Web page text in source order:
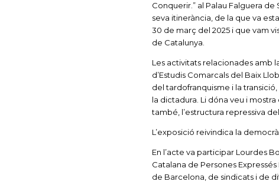
Conquerir.” al Palau Falguera
seva itinerància, de la que va
30 de març del 2025 i que vam
de Catalunya.
Les activitats relacionades amb
d’Estudis Comarcals del Baix
del tardofranquisme i la
la dictadura. Li dóna veu i
també, l’estructura repressiva
L’exposició reivindica la
En l’acte va participar Lourdes
Catalana de Persones
de Barcelona, de sindicats i de